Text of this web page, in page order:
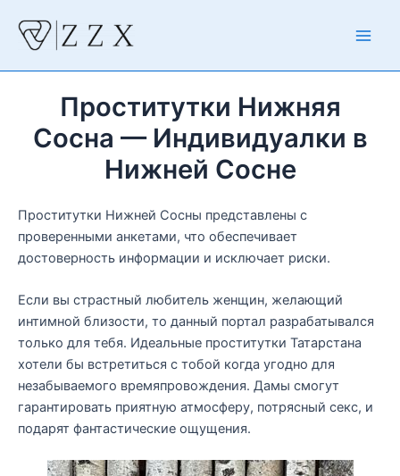
содержимому
Проститутки Нижняя
Сосна — Индивидуалки в
Нижней Сосне
Проститутки Нижней Сосны представлены с
проверенными анкетами, что обеспечивает
достоверность информации и исключает риски.
Если вы страстный любитель женщин, желающий
интимной близости, то данный портал разрабатывался
только для тебя. Идеальные проститутки Татарстана
хотели бы встретиться с тобой когда угодно для
незабываемого времяпровождения. Дамы смогут
гарантировать приятную атмосферу, потрясный секс, и
подарят фантастические ощущения.